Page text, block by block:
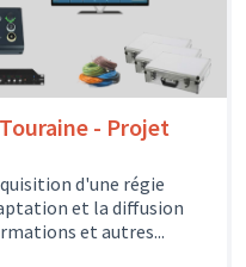
- Projet
d'une régie
et la diffusion
et autres...